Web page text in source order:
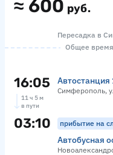
≈ 600 руб.
Пересадка в
Общее время
16:05 Автостанция
Симферополь,
11 ч 5 м
в пути
03:10 прибытие на
Автобусная